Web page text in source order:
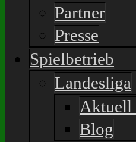
Partner
Presse
Spielbetrieb
Landesliga
Aktuell
Blog